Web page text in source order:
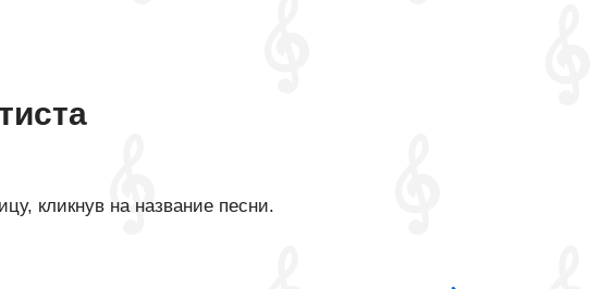
кликнув на название песни.